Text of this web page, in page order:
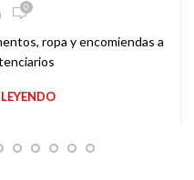
0
ropa y encomiendas a